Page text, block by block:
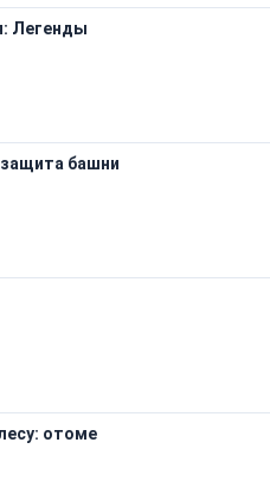
Легенды
защита башни
отоме